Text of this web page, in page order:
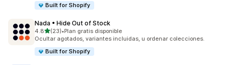
Built for Shopify
Nada • Hide Out of Stock
4.8de 5 estrellas
(23)
23 reseñas en total
•Plan gratis disponible
Ocultar agotados, variantes incluidas, u ordenar colecciones.
Built for Shopify